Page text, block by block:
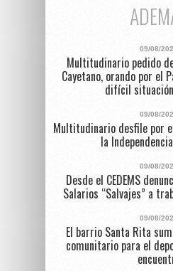
09/08/
Multitudinario pedido
Cayetano, orando por el
difícil
09/08/
Multitudinario desfile por
la
09/08/
Desde el CEDEMS
Salarios “Salvajes” a
09/08/
El barrio Santa Rita
comunitario para el